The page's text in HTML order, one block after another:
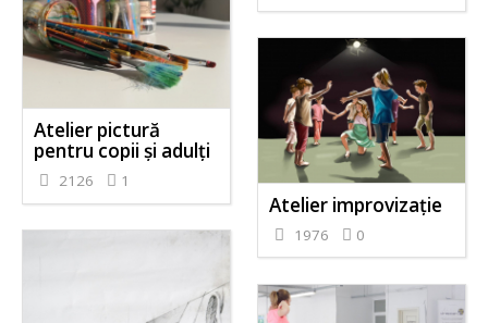
Atelier pictură
pentru copii și adulți
2126 1
Atelier improvizație
1976 0